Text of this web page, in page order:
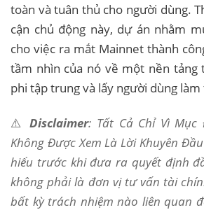
toàn và tuân thủ cho người dùng.
cận chủ động này, dự án nhằm
cho việc ra mắt Mainnet thành
tầm nhìn của nó về một nền tảng
phi tập trung và lấy người dùng
⚠️Disclaimer: Tất Cả Chỉ Vì Mục
Không Được Xem Là Lời Khuyên
hiểu trước khi đưa ra quyết định
không phải là đơn vị tư vấn tài
bất kỳ trách nhiệm nào liên quan